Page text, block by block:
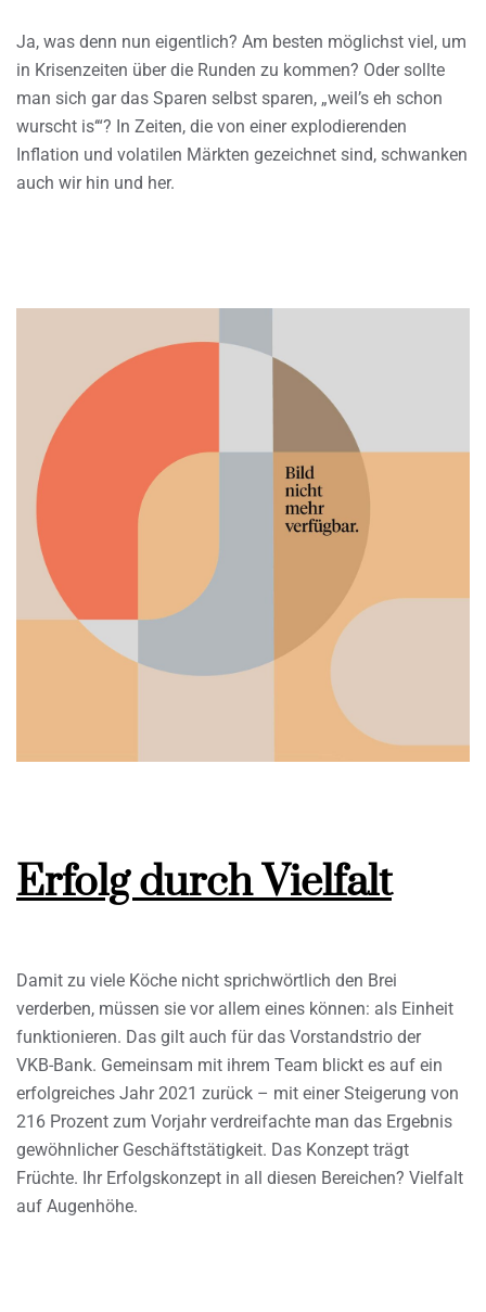
Ja, was denn nun eigentlich? Am besten möglichst viel, um
in Krisenzeiten über die Runden zu kommen? Oder sollte
man sich gar das Sparen selbst sparen, „weil’s eh schon
wurscht is‘“? In Zeiten, die von einer explodierenden
Inflation und volatilen Märkten gezeichnet sind, schwanken
auch wir hin und her.
Erfolg durch Vielfalt
Damit zu viele Köche nicht sprichwörtlich den Brei
verderben, müssen sie vor allem eines können: als Einheit
funktionieren. Das gilt auch für das Vorstandstrio der
VKB-Bank. Gemeinsam mit ihrem Team blickt es auf ein
erfolgreiches Jahr 2021 zurück – mit einer Steigerung von
216 Prozent zum Vorjahr verdreifachte man das Ergebnis
gewöhnlicher Geschäftstätigkeit. Das Konzept trägt
Früchte. Ihr Erfolgskonzept in all diesen Bereichen? Vielfalt
auf Augenhöhe.